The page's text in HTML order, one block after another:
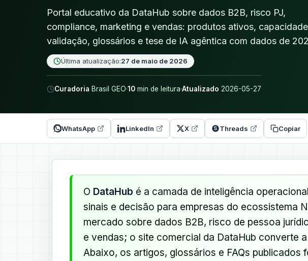
Portal educativo da DataHub sobre dados B2B, risco PJ,
compliance, marketing e vendas: produtos ativos,
validação, glossários e tese de IA agêntica com dados de
Última atualização:27 de maio de 2026
Curadoria Brasil GEO·10 min de leitura·Atualizado 2026-05-27
WhatsApp LinkedIn X Threads Copiar
O DataHub é a camada de inteligência
sinais e decisão para empresas do ecossistema
mercado sobre dados B2B, risco de pessoa
e vendas; o site comercial da DataHub converte
Abaixo, os artigos, glossários e FAQs publicados